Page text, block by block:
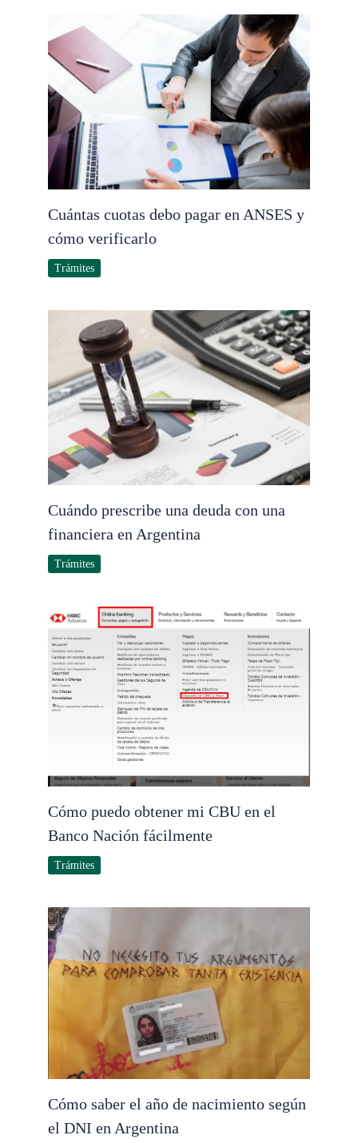
Cuántas cuotas debo pagar en ANSES y
cómo verificarlo
Trámites
Cuándo prescribe una deuda con una
financiera en Argentina
Trámites
Cómo puedo obtener mi CBU en el
Banco Nación fácilmente
Trámites
Cómo saber el año de nacimiento según
el DNI en Argentina